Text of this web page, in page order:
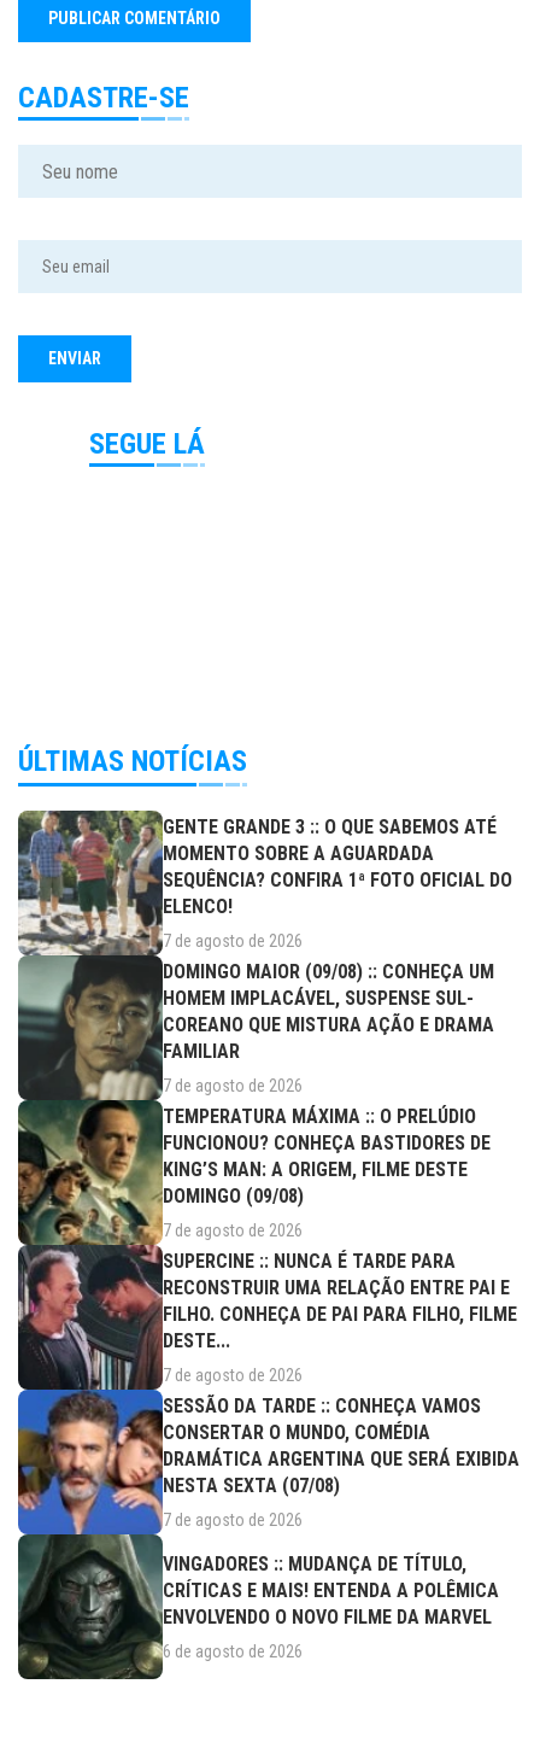
CADASTRE-SE
SEGUE LÁ
ÚLTIMAS NOTÍCIAS
GENTE GRANDE 3 :: O QUE SABEMOS ATÉ
MOMENTO SOBRE A AGUARDADA
SEQUÊNCIA? CONFIRA 1ª FOTO OFICIAL DO
ELENCO!
7 de agosto de 2026
DOMINGO MAIOR (09/08) :: CONHEÇA UM
HOMEM IMPLACÁVEL, SUSPENSE SUL-
COREANO QUE MISTURA AÇÃO E DRAMA
FAMILIAR
7 de agosto de 2026
TEMPERATURA MÁXIMA :: O PRELÚDIO
FUNCIONOU? CONHEÇA BASTIDORES DE
KING’S MAN: A ORIGEM, FILME DESTE
DOMINGO (09/08)
7 de agosto de 2026
SUPERCINE :: NUNCA É TARDE PARA
RECONSTRUIR UMA RELAÇÃO ENTRE PAI E
FILHO. CONHEÇA DE PAI PARA FILHO, FILME
DESTE...
7 de agosto de 2026
SESSÃO DA TARDE :: CONHEÇA VAMOS
CONSERTAR O MUNDO, COMÉDIA
DRAMÁTICA ARGENTINA QUE SERÁ EXIBIDA
NESTA SEXTA (07/08)
7 de agosto de 2026
VINGADORES :: MUDANÇA DE TÍTULO,
CRÍTICAS E MAIS! ENTENDA A POLÊMICA
ENVOLVENDO O NOVO FILME DA MARVEL
6 de agosto de 2026